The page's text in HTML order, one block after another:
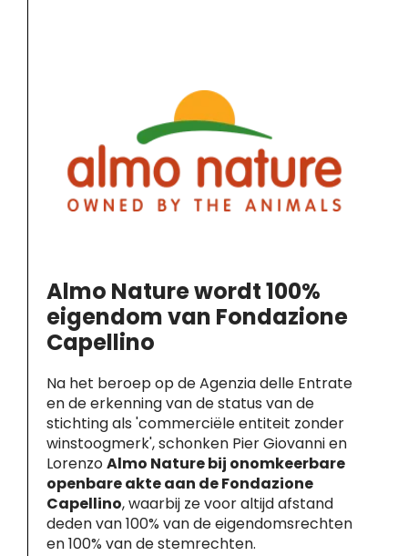
Almo Nature wordt 100%
eigendom van Fondazione
Capellino
Na het beroep op de Agenzia delle Entrate
en de erkenning van de status van de
stichting als 'commerciële entiteit zonder
winstoogmerk', schonken Pier Giovanni en
LorenzoAlmo Nature bij onomkeerbare
openbare akte aan de Fondazione
Capellino, waarbij ze voor altijd afstand
deden van 100% van de eigendomsrechten
en 100% van de stemrechten.